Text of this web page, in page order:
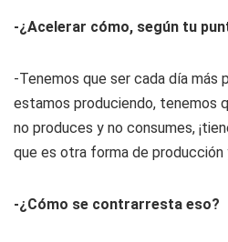
-¿Acelerar cómo, según tu
-Tenemos que ser cada día más
estamos produciendo, tenemos
no produces y no consumes,
que es otra forma de
-¿Cómo se contrarresta eso?